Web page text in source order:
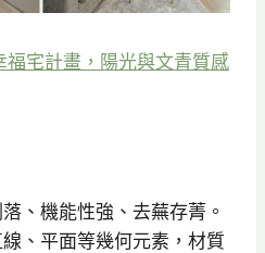
福宅計畫，陽光與文青質感
、機能性強、去蕪存菁。
、平面等幾何元素，材質